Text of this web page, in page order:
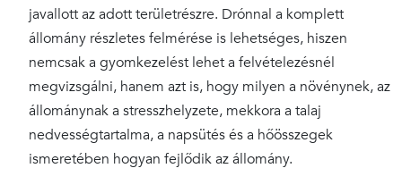
javallott az adott területrészre. Drónnal a komplett
állomány részletes felmérése is lehetséges, hiszen
nemcsak a gyomkezelést lehet a felvételezésnél
megvizsgálni, hanem azt is, hogy milyen a növénynek, az
állománynak a stresszhelyzete, mekkora a talaj
nedvességtartalma, a napsütés és a hőösszegek
ismeretében hogyan fejlődik az állomány.